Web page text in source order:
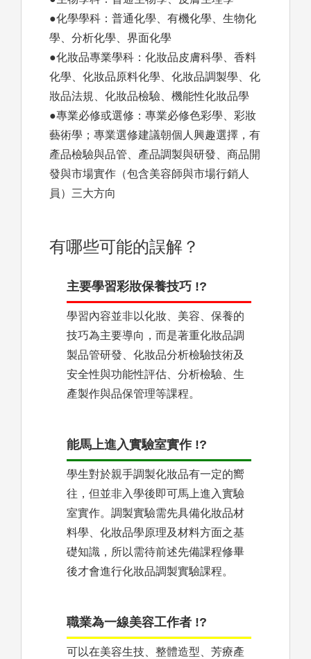
●化學學科：普通化學、有機化學、生物化
學、分析化學、界面化學
●化妝品專業學科：化妝品皮膚科學、香料
化學、化妝品原料化學、化妝品調製學、化
妝品法規、化妝品檢驗、機能性化妝品學
●專業必修或選修：專業必修色彩學、彩妝
藝術學；專業選修建議朝個人興趣選擇，有
產品檢驗與品管、產品調製與研發、商品開
發與市場實作（包含美容師與市場行銷人
員）三大方向
有哪些可能的誤解？
主要學習彩妝保養技巧 !?
學習內容並非以化妝、美容、保養的
技巧為主要導向，而是著重化妝品調
製品管研發、化妝品分析檢驗技術及
安全性與功能性評估、分析檢驗、生
產製作與品保管理等課程。
能馬上進入實驗室實作 !?
學生對於親手調製化妝品有一定的嚮
往，但並非入學後即可馬上進入實驗
室實作。調製實驗需先具備化妝品材
料學、化妝品學原理及材料方面之基
礎知識，所以需待前述先備課程修畢
後才會進行化妝品調製實驗課程。
職業為一線美容工作者 !?
可以在美容生技、整體造型、芳療產